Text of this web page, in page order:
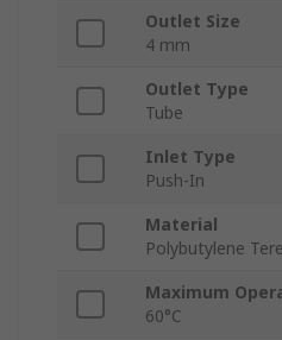
Outlet Size
4 mm
Outlet Type
Tube
Inlet Type
Push-In
Material
Polybutylene
Maximum
60°C